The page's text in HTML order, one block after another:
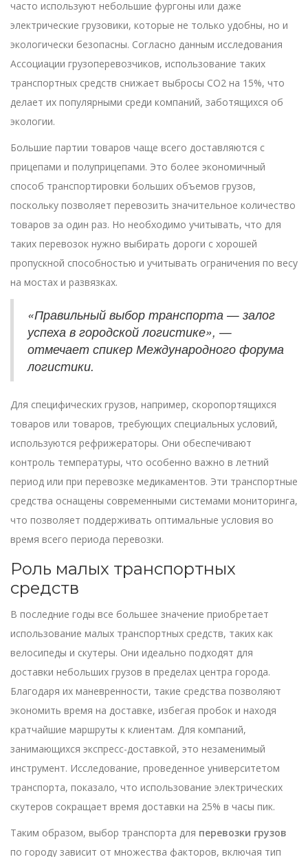
часто используют небольшие фургоны или даже
электрические грузовики, которые не только удобны, но и
экологически безопасны. Согласно данным исследования
Ассоциации грузоперевозчиков, использование таких
транспортных средств снижает выбросы CO2 на 15%, что
делает их популярными среди компаний, заботящихся об
экологии.
Большие партии товаров чаще всего доставляются с
прицепами и полуприцепами. Это более экономичный
способ транспортировки больших объемов грузов,
поскольку позволяет перевозить значительное количество
товаров за один раз. Но необходимо учитывать, что для
таких перевозок нужно выбирать дороги с хорошей
пропускной способностью и учитывать ограничения по весу
на мостах и развязках.
«Правильный выбор транспорта — залог
успеха в городской логистике», —
отмечает спикер Международного форума
логистики.
Для специфических грузов, например, скоропортящихся
товаров или товаров, требующих специальных условий,
используются рефрижераторы. Они обеспечивают
контроль температуры, что особенно важно в летний
период или при перевозке медикаментов. Эти транспортные
средства оснащены современными системами мониторинга,
что позволяет поддерживать оптимальные условия во
время всего периода перевозки.
Роль малых транспортных
средств
В последние годы все большее значение приобретает
использование малых транспортных средств, таких как
велосипеды и скутеры. Они идеально подходят для
доставки небольших грузов в пределах центра города.
Благодаря их маневренности, такие средства позволяют
экономить время на доставке, избегая пробок и находя
кратчайшие маршруты к клиентам. Для компаний,
занимающихся экспресс-доставкой, это незаменимый
инструмент. Исследование, проведенное университетом
транспорта, показало, что использование электрических
скутеров сокращает время доставки на 25% в часы пик.
Таким образом, выбор транспорта для перевозки грузов
по городу зависит от множества факторов, включая тип